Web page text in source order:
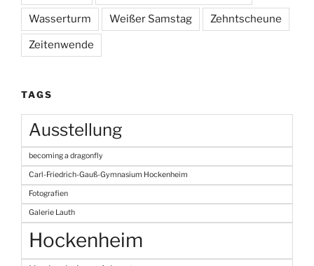
Wasserturm Weißer Samstag Zehntscheune
Zeitenwende
TAGS
Ausstellung
becoming a dragonfly
Carl-Friedrich-Gauß-Gymnasium Hockenheim
Fotografien
Galerie Lauth
Hockenheim